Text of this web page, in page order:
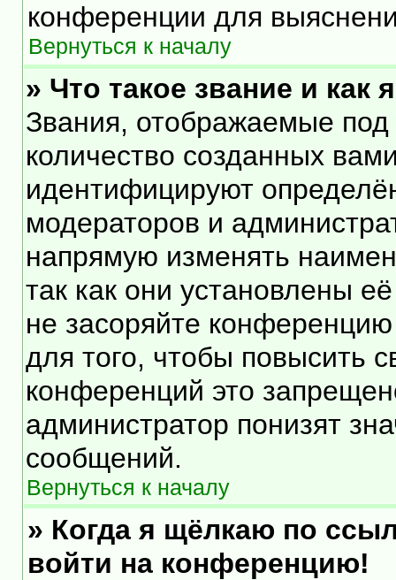
конференции для
Вернуться к началу
» Что такое звание и как
Звания, отображаемые
количество созданных
идентифицируют
модераторов и
напрямую изменять
так как они установлены
не засоряйте
для того, чтобы повысить
конференций это
администратор понизят
сообщений.
Вернуться к началу
» Когда я щёлкаю по
войти на конференцию!